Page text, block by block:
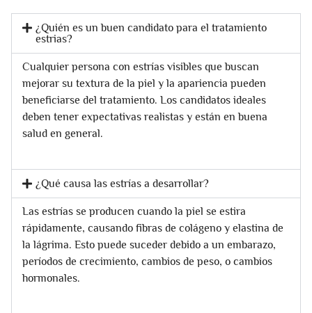
¿Quién es un buen candidato para el tratamiento
estrias?
Cualquier persona con estrías visibles que buscan
mejorar su textura de la piel y la apariencia pueden
beneficiarse del tratamiento. Los candidatos ideales
deben tener expectativas realistas y están en buena
salud en general.
¿Qué causa las estrías a desarrollar?
Las estrías se producen cuando la piel se estira
rápidamente, causando fibras de colágeno y elastina de
la lágrima. Esto puede suceder debido a un embarazo,
períodos de crecimiento, cambios de peso, o cambios
hormonales.